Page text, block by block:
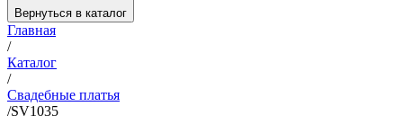
Вернуться в каталог
Главная
/
Каталог
/
Свадебные платья
/SV1035